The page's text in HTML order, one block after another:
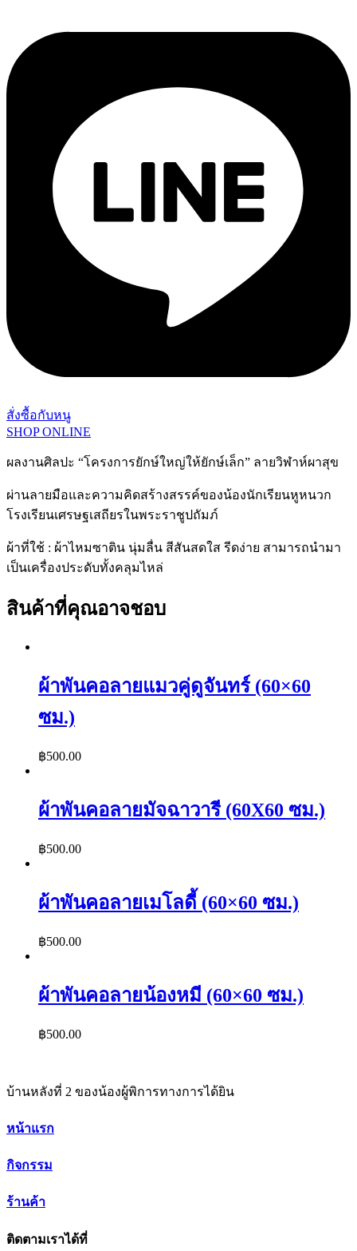
สั่งซื้อกับหนู
SHOP ONLINE
ผลงานศิลปะ “โครงการยักษ์ใหญ่ให้ยักษ์เล็ก” ลายวิฬาห์ผาสุข
ผ่านลายมือและความคิดสร้างสรรค์ของน้องนักเรียนหูหนวก
โรงเรียนเศรษฐเสถียรในพระราชูปถัมภ์
ผ้าที่ใช้ : ผ้าไหมซาติน นุ่มลื่น สีสันสดใส รีดง่าย สามารถนำมา
เป็นเครื่องประดับทั้งคลุมไหล่
สินค้าที่คุณอาจชอบ
ผ้าพันคอลายแมวคู่ดูจันทร์ (60×60
ซม.)
฿500.00
ผ้าพันคอลายมัจฉาวารี (60X60 ซม.)
฿500.00
ผ้าพันคอลายเมโลดี้ (60×60 ซม.)
฿500.00
ผ้าพันคอลายน้องหมี (60×60 ซม.)
฿500.00
บ้านหลังที่ 2 ของน้องผู้พิการทางการได้ยิน
หน้าแรก
กิจกรรม
ร้านค้า
ติดตามเราได้ที่